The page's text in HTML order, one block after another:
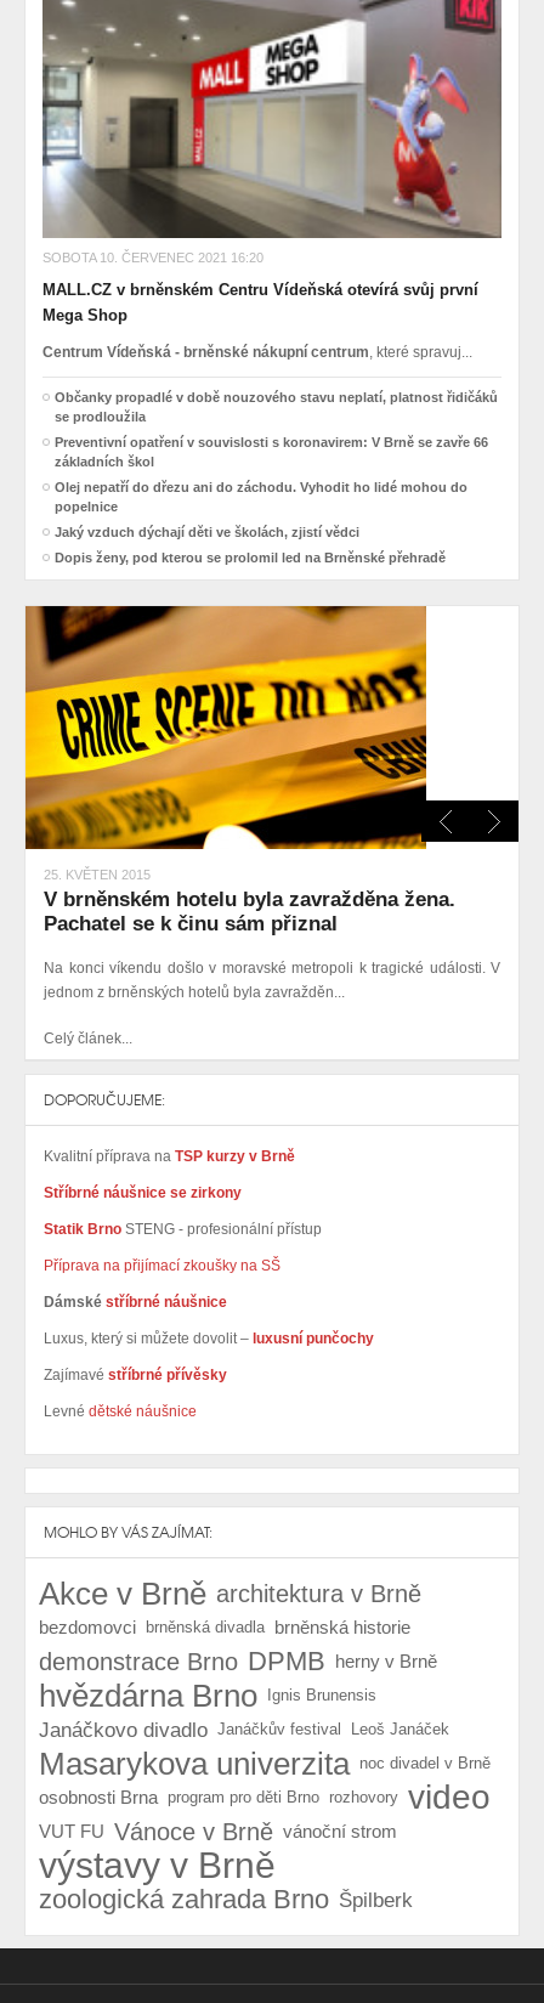
SOBOTA 10. ČERVENEC 2021 16:20
MALL.CZ v brněnském Centru Vídeňská otevírá svůj první
Mega Shop
Centrum Vídeňská - brněnské nákupní centrum, které spravuj...
Občanky propadlé v době nouzového stavu neplatí, platnost řidičáků
se prodloužila
Preventivní opatření v souvislosti s koronavirem: V Brně se zavře 66
základních škol
Olej nepatří do dřezu ani do záchodu. Vyhodit ho lidé mohou do
popelnice
Jaký vzduch dýchají děti ve školách, zjistí vědci
Dopis ženy, pod kterou se prolomil led na Brněnské přehradě
25. KVĚTEN 2015
V brněnském hotelu byla zavražděna žena.
Pachatel se k činu sám přiznal
Na konci víkendu došlo v moravské metropoli k tragické události. V
jednom z brněnských hotelů byla zavražděn...
Celý článek...
DOPORUČUJEME:
Kvalitní příprava na TSP kurzy v Brně
Stříbrné náušnice se zirkony
Statik Brno STENG - profesionální přístup
Příprava na přijímací zkoušky na SŠ
Dámské stříbrné náušnice
Luxus, který si můžete dovolit – luxusní punčochy
Zajímavé stříbrné přívěsky
Levné dětské náušnice
MOHLO BY VÁS ZAJÍMAT:
Akce v Brně architektura v Brně
bezdomovci brněnská divadla brněnská historie
demonstrace Brno DPMB herny v Brně
hvězdárna Brno Ignis Brunensis
Janáčkovo divadlo Janáčkův festival Leoš Janáček
Masarykova univerzita noc divadel v Brně
osobnosti Brna program pro děti Brno rozhovory video
VUT FU Vánoce v Brně vánoční strom
výstavy v Brně
zoologická zahrada Brno Špilberk